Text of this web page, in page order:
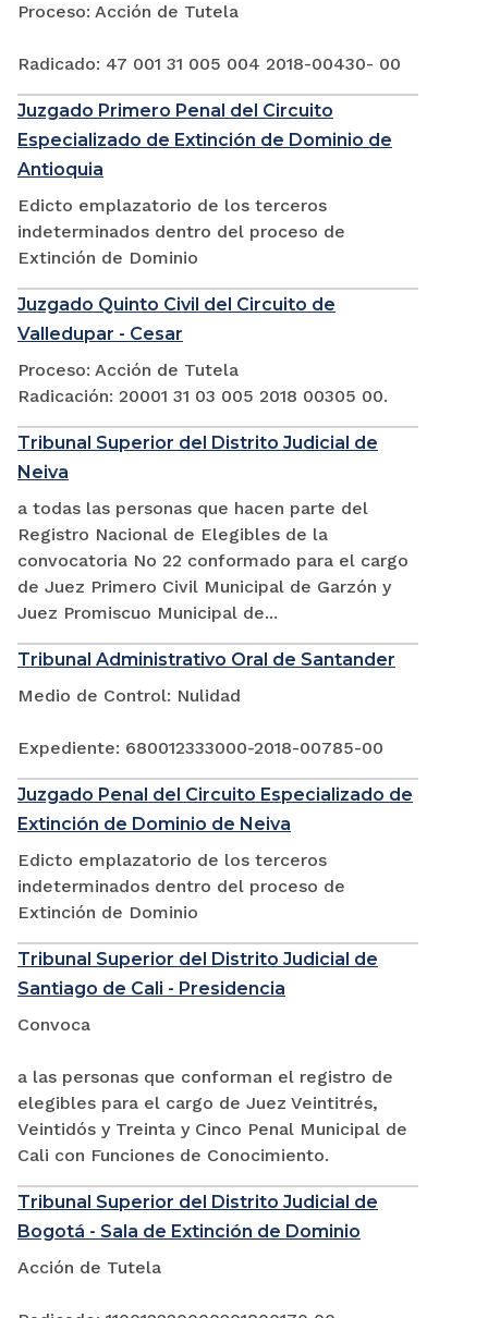
Proceso: Acción de Tutela
Radicado: 47 001 31 005 004 2018-00430- 00
Juzgado Primero Penal del Circuito
Especializado de Extinción de Dominio de
Antioquia
Edicto emplazatorio de los terceros
indeterminados dentro del proceso de
Extinción de Dominio
Juzgado Quinto Civil del Circuito de
Valledupar - Cesar
Proceso: Acción de Tutela
Radicación: 20001 31 03 005 2018 00305 00.
Tribunal Superior del Distrito Judicial de
Neiva
a todas las personas que hacen parte del
Registro Nacional de Elegibles de la
convocatoria No 22 conformado para el cargo
de Juez Primero Civil Municipal de Garzón y
Juez Promiscuo Municipal de...
Tribunal Administrativo Oral de Santander
Medio de Control: Nulidad
Expediente: 680012333000-2018-00785-00
Juzgado Penal del Circuito Especializado de
Extinción de Dominio de Neiva
Edicto emplazatorio de los terceros
indeterminados dentro del proceso de
Extinción de Dominio
Tribunal Superior del Distrito Judicial de
Santiago de Cali - Presidencia
Convoca
a las personas que conforman el registro de
elegibles para el cargo de Juez Veintitrés,
Veintidós y Treinta y Cinco Penal Municipal de
Cali con Funciones de Conocimiento.
Tribunal Superior del Distrito Judicial de
Bogotá - Sala de Extinción de Dominio
Acción de Tutela